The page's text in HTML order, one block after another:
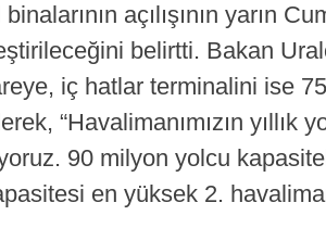
açılışının yarın
belirtti. Bakan
iç hatlar terminalini ise 75
“Havalimanımızın
90 milyon yolcu
en yüksek 2.